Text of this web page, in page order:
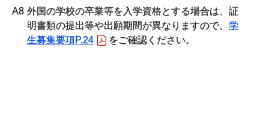
A8 外国の学校の卒業等を入学資格とする場合は、証
明書類の提出等や出願期間が異なりますので、 学
生募集要項P.24
をご確認ください。